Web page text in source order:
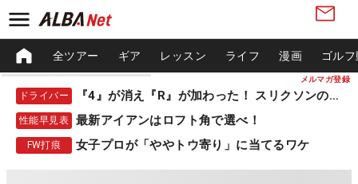
メルマガ登録
全ツアー ギア レッスン ライフ 漫画 ゴル
ドライバー 『4』が消え『R』が加わった！ スリクソンの新作
性能早見表 最新アイアンはロフト角で選べ！
FW打痕 女子プロが「ややトウ寄り」に当てるワケ